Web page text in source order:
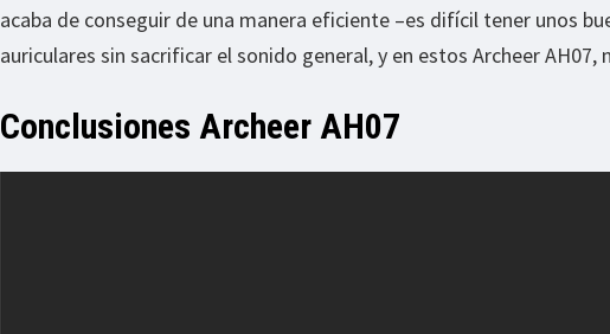
acaba de conseguir de una manera eficiente –es difícil tener unos
auriculares sin sacrificar el sonido general, y en estos Archeer AH07,
Conclusiones Archeer AH07